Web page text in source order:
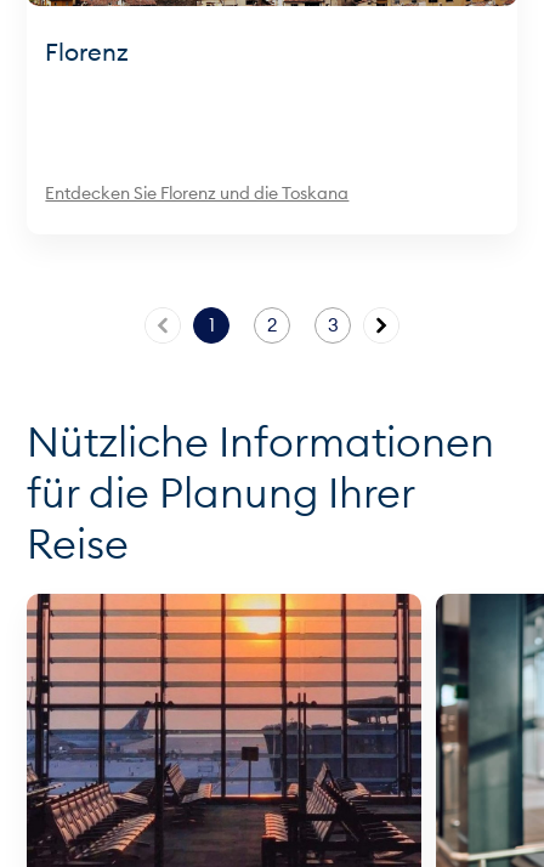
Florenz
Entdecken Sie Florenz und die Toskana
1 2 3
Nützliche Informationen
für die Planung Ihrer
Reise